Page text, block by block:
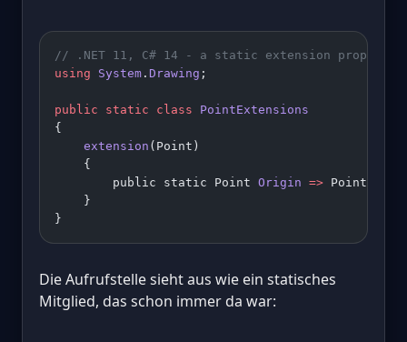
// .NET 11, C# 14 - a static extension property
using System . Drawing ;
public static class PointExtensions
{
    extension
(Point)
    {
        public static Point
Origin =>
    }
}
Die Aufrufstelle sieht aus wie ein statisches
Mitglied, das schon immer da war: